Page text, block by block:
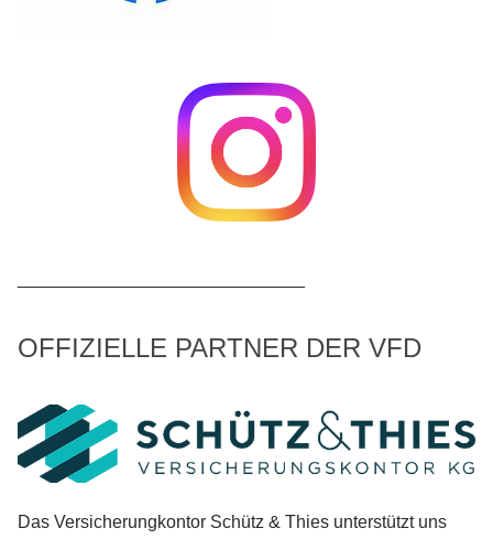
OFFIZIELLE PARTNER DER VFD
Das Versicherungkontor Schütz & Thies unterstützt uns